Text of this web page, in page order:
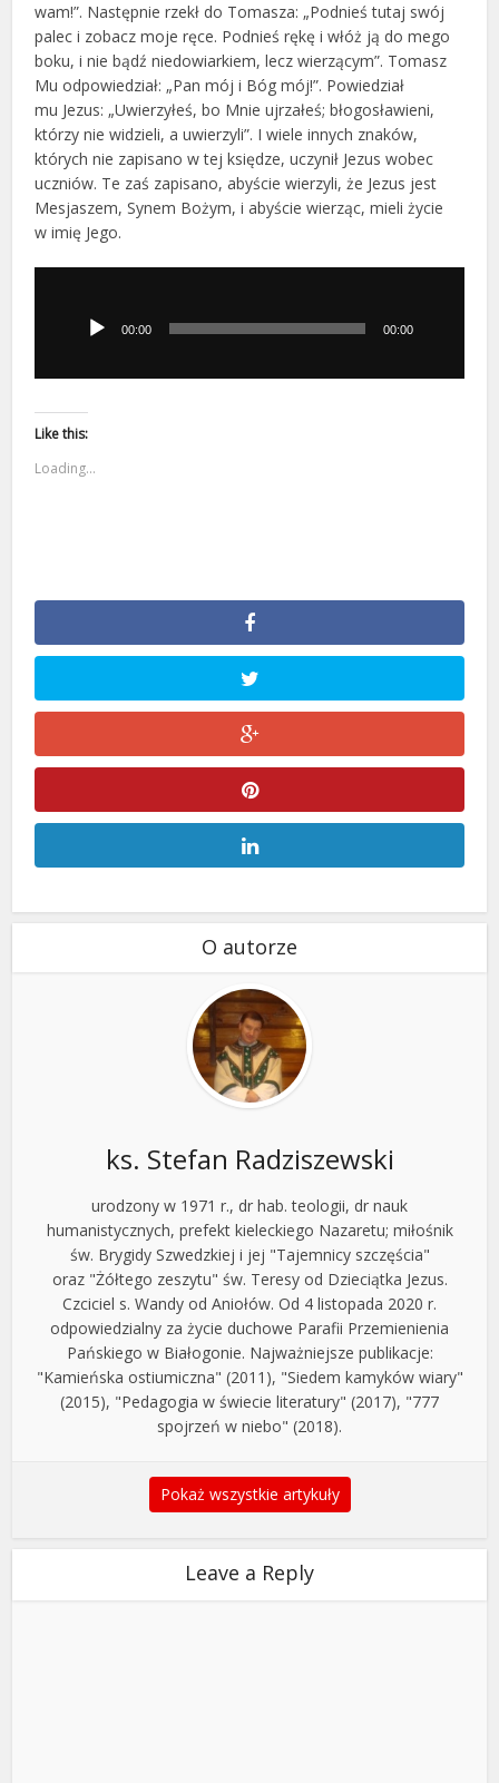
wam!”. Następnie rzekł do Tomasza: „Podnieś tutaj swój
palec i zobacz moje ręce. Podnieś rękę i włóż ją do mego
boku, i nie bądź niedowiarkiem, lecz wierzącym”. Tomasz
Mu odpowiedział: „Pan mój i Bóg mój!”. Powiedział
mu Jezus: „Uwierzyłeś, bo Mnie ujrzałeś; błogosławieni,
którzy nie widzieli, a uwierzyli”. I wiele innych znaków,
których nie zapisano w tej księdze, uczynił Jezus wobec
uczniów. Te zaś zapisano, abyście wierzyli, że Jezus jest
Mesjaszem, Synem Bożym, i abyście wierząc, mieli życie
w imię Jego.
dźwiękowych00:00 00:00
Like this:
Loading...
O autorze
ks. Stefan Radziszewski
urodzony w 1971 r., dr hab. teologii, dr nauk
humanistycznych, prefekt kieleckiego Nazaretu; miłośnik
św. Brygidy Szwedzkiej i jej "Tajemnicy szczęścia"
oraz "Żółtego zeszytu" św. Teresy od Dzieciątka Jezus.
Czciciel s. Wandy od Aniołów. Od 4 listopada 2020 r.
odpowiedzialny za życie duchowe Parafii Przemienienia
Pańskiego w Białogonie. Najważniejsze publikacje:
"Kamieńska ostiumiczna" (2011), "Siedem kamyków wiary"
(2015), "Pedagogia w świecie literatury" (2017), "777
spojrzeń w niebo" (2018).
Pokaż wszystkie artykuły
Leave a Reply